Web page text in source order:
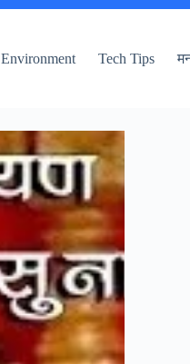
Environment Tech Tips